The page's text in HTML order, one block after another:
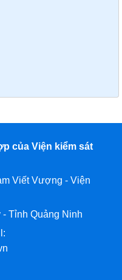
của Viện kiểm sát
Viết Vượng - Viện
Tỉnh Quảng Ninh